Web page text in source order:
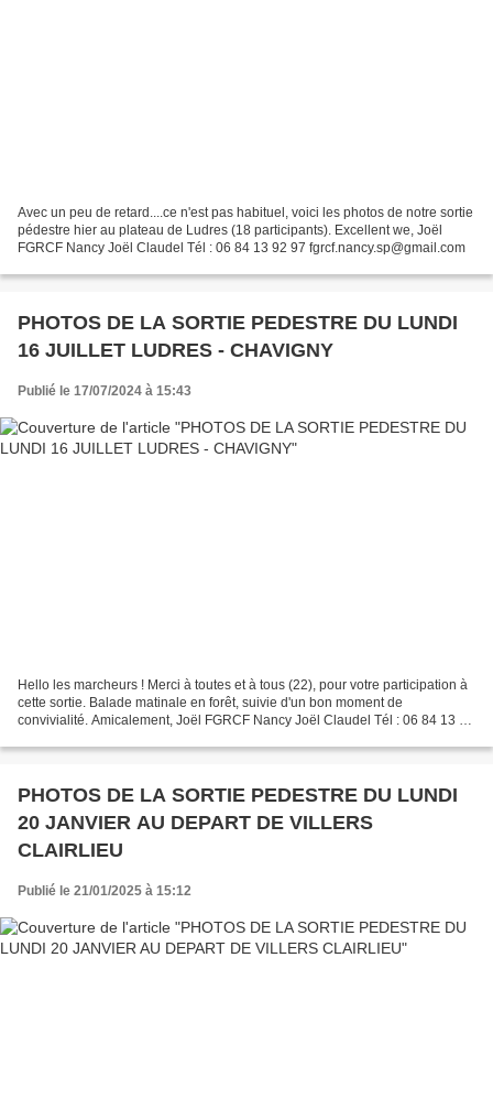
Avec un peu de retard....ce n'est pas habituel, voici les photos de notre sortie
pédestre hier au plateau de Ludres (18 participants). Excellent we, Joël
FGRCF Nancy Joël Claudel Tél : 06 84 13 92 97 fgrcf.nancy.sp@gmail.com
PHOTOS DE LA SORTIE PEDESTRE DU LUNDI
16 JUILLET LUDRES - CHAVIGNY
Publié le 17/07/2024 à 15:43
Hello les marcheurs ! Merci à toutes et à tous (22), pour votre participation à
cette sortie. Balade matinale en forêt, suivie d'un bon moment de
convivialité. Amicalement, Joël FGRCF Nancy Joël Claudel Tél : 06 84 13 92
PHOTOS DE LA SORTIE PEDESTRE DU LUNDI
20 JANVIER AU DEPART DE VILLERS
CLAIRLIEU
Publié le 21/01/2025 à 15:12